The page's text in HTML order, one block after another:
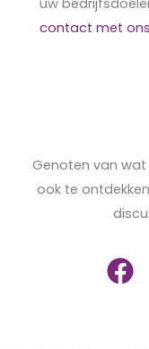
contact met
Genoten van wat
ook te